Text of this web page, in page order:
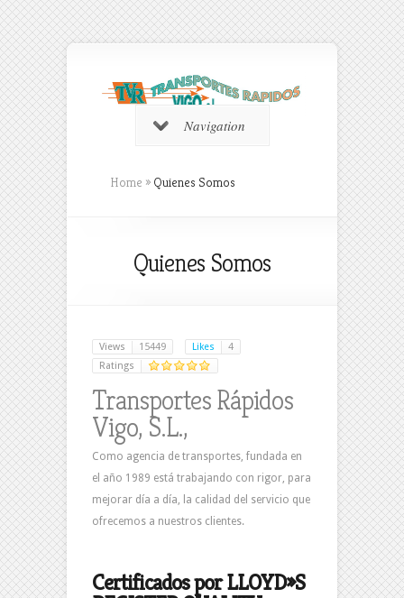
Navigation
Home » Quienes Somos
Quienes Somos
Views 15449 Likes
4
Ratings
Transportes Rápidos
Vigo, S.L.,
Como agencia de transportes, fundada en
el año 1989 está trabajando con rigor, para
mejorar día a día, la calidad del servicio que
ofrecemos a nuestros clientes.
Certificados por LLOYD»S